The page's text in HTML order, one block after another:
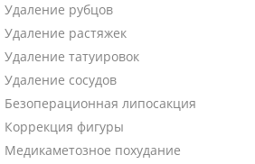
Удаление рубцов
Удаление растяжек
Удаление татуировок
Удаление сосудов
Безоперационная липосакция
Коррекция фигуры
Медикаметозное похудание